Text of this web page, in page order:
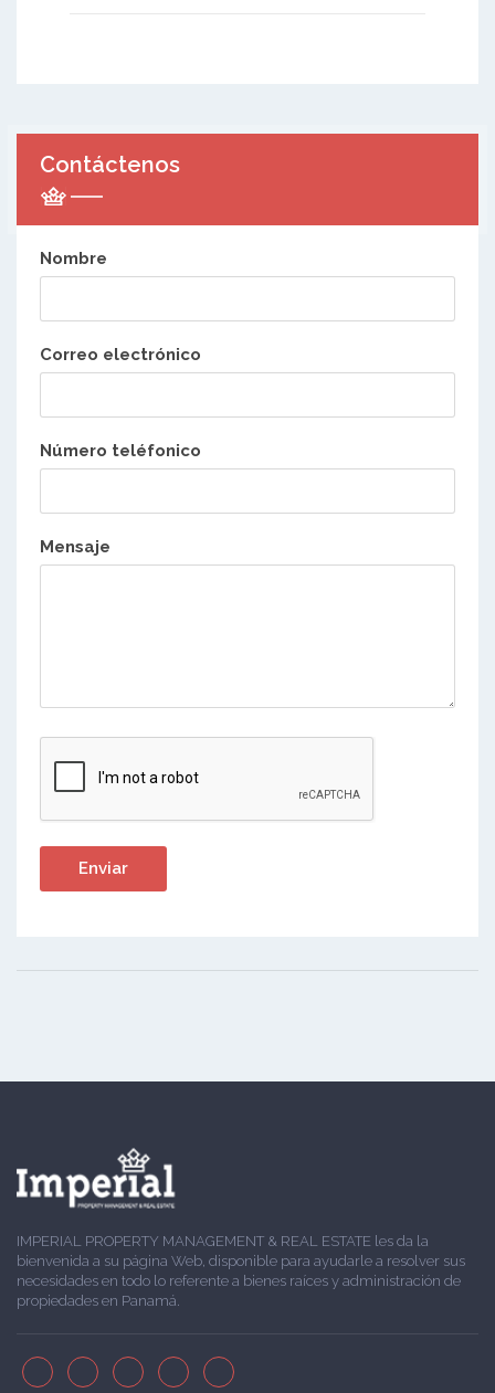
Contáctenos
Nombre
Correo electrónico
Número teléfonico
Mensaje
IMPERIAL PROPERTY MANAGEMENT & REAL ESTATE les da la
bienvenida a su página Web, disponible para ayudarle a resolver sus
necesidades en todo lo referente a bienes raíces y administración de
propiedades en Panamá.